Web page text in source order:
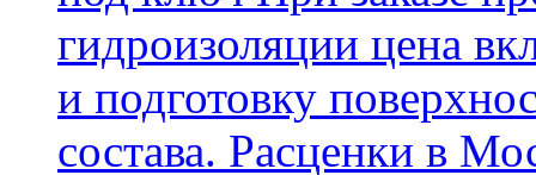
гидроизоляции цена
и подготовку
состава. Расценки в